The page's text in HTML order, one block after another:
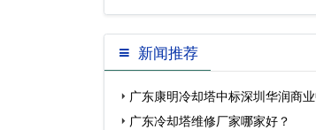
新闻推荐
广东康明冷却塔中标深圳华润商
广东冷却塔维修厂家哪家好？